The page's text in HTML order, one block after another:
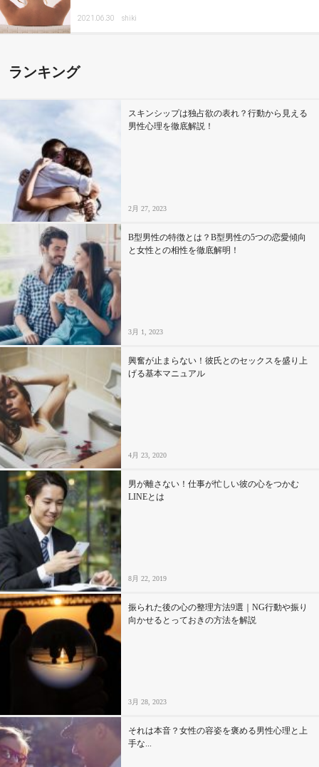
2021.06.30 shiki
ランキング
スキンシップは独占欲の表れ？行動から見える
男性心理を徹底解説！
2月 27, 2023
B型男性の特徴とは？B型男性の5つの恋愛傾向
と女性との相性を徹底解明！
3月 1, 2023
興奮が止まらない！彼氏とのセックスを盛り上
げる基本マニュアル
4月 23, 2020
男が離さない！仕事が忙しい彼の心をつかむ
LINEとは
8月 22, 2019
振られた後の心の整理方法9選｜NG行動や振り
向かせるとっておきの方法を解説
3月 28, 2023
それは本音？女性の容姿を褒める男性心理と上
手な...